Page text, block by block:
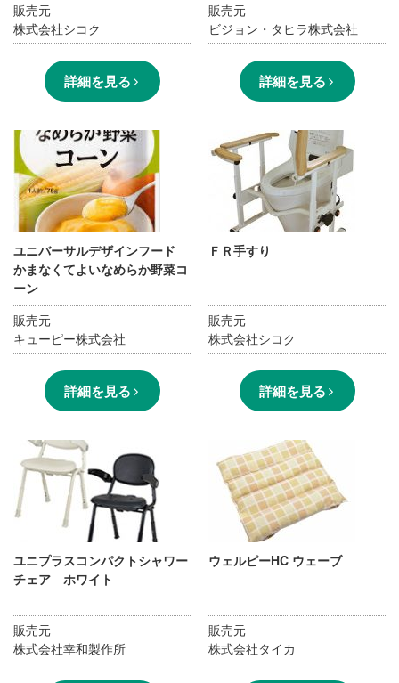
販売元
株式会社シコク
詳細を見る
販売元
ビジョン・タヒラ株式会社
詳細を見る
ユニバーサルデザインフード
かまなくてよいなめらか野菜コ
ーン
販売元
キューピー株式会社
詳細を見る
ＦＲ手すり
販売元
株式会社シコク
詳細を見る
ユニプラスコンパクトシャワー
チェア ホワイト
販売元
株式会社幸和製作所
ウェルピーHC ウェーブ
販売元
株式会社タイカ